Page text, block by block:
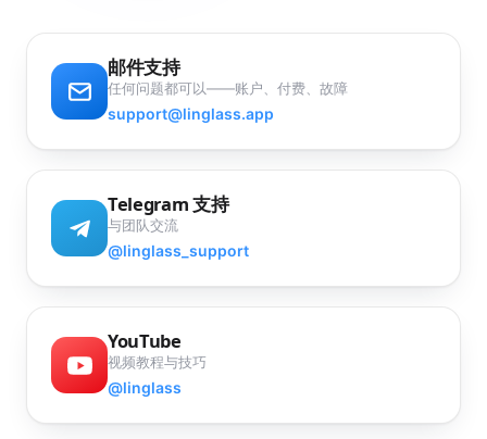
邮件支持
任何问题都可以——账户、付费、故障
support@linglass.app
Telegram 支持
与团队交流
@linglass_support
YouTube
视频教程与技巧
@linglass